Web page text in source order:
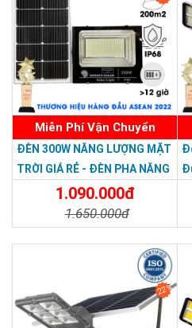
Hẹn giờ bật tắt, tăng giảm
remote đi kèm theo, quý khách
tắt đèn, bật đèn, tăng giảm độ
Miễn Phí Vận Chuyển
ĐÈN 300W NĂNG LƯỢNG MẶT
TRỜI GIÁ RẺ - ĐÈN PHA NĂNG
LƯỢNG MẶT TRỜI 300W MẪU
1.090.000đ
1.650.000đ
22%